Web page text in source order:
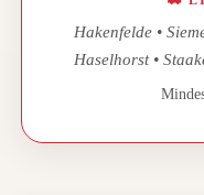
Hakenfelde •
Haselhorst •